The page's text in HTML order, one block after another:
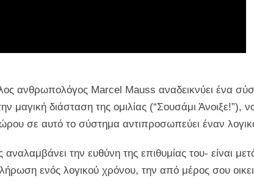
ανθρωπολόγος Marcel Mauss αναδεικνύει ένα
διάσταση της ομιλίας (“Σουσάμι Άνοιξε!”),
σε αυτό το σύστημα αντιπροσωπεύει έναν
την ευθύνη της επιθυμίας του- είναι
ενός λογικού χρόνου, την από μέρος σου